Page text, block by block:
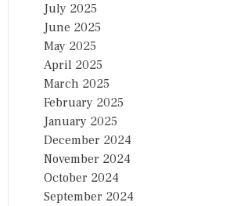
July 2025
June 2025
May 2025
April 2025
March 2025
February 2025
January 2025
December 2024
November 2024
October 2024
September 2024